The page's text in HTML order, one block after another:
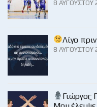
8 ΑΥΓΟΎΣΤΟΥ
Λίγο
8 ΑΥΓΟΎΣΤΟΥ
Γιώργος